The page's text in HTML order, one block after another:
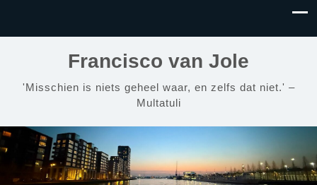
Francisco van Jole
'Misschien is niets geheel waar, en zelfs dat niet.' –
Multatuli